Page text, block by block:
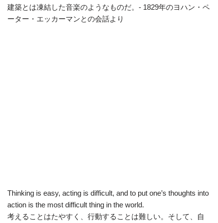
建築とは凍結した音楽のようなものだ。- 1829年のヨハン・ペ
ーター・エッカーマンとの会話より
Thinking is easy, acting is difficult, and to put one’s thoughts into
action is the most difficult thing in the world.
考えることはたやすく、行動することは難しい。そして、自